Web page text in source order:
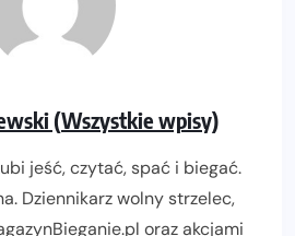
(Wszystkie wpisy)
jeść, czytać, spać i biegać.
Dziennikarz wolny strzelec,
oraz akcjami